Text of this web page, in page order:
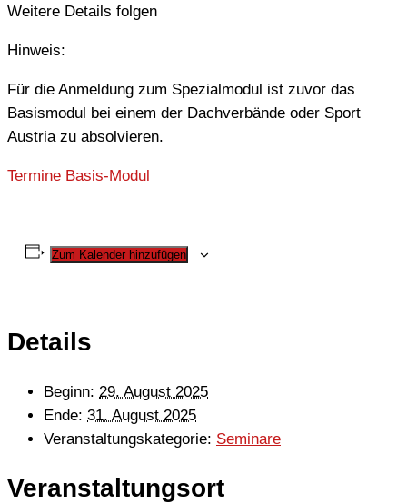
Weitere Details folgen
Hinweis:
Für die Anmeldung zum Spezialmodul ist zuvor das
Basismodul bei einem der Dachverbände oder Sport
Austria zu absolvieren.
Termine Basis-Modul
Zum Kalender hinzufügen
Details
Beginn: 29. August 2025
Ende: 31. August 2025
Veranstaltungskategorie: Seminare
Veranstaltungsort